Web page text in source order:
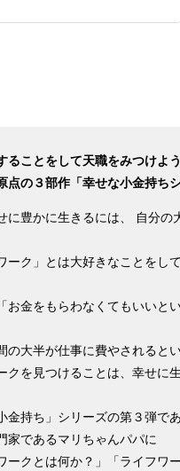
ることをして天職をみつけよう
点の３部作「幸せな小金持ち
に豊かに生きるには、 自分の
ーク」とは大好きなことをし
お金をもらわなくてもいいと
の大半が仕事に費やされると
クを見つけることは、幸せに
金持ち」シリーズの第３弾で
家であるマリちゃんパパに
ークとは何か？」「ライフワ